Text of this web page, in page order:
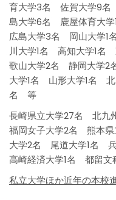
育大学3名 佐賀大学9
島大学6名 鹿屋体育大
広島大学3名 岡山大学
川大学1名 高知大学1
歌山大学2名 静岡大学
大学1名 山形大学1名 北
名 等
長崎県立大学27名 北九
福岡女子大学2名 熊本
大学2名 尾道大学1名
高崎経済大学1名 都留
私立大学ほか近年の本校